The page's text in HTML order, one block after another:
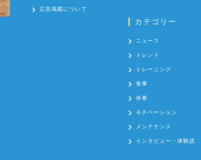
広告掲載について
カテゴリー
ニュース
トレンド
トレーニング
食事
休養
モチベーション
メンテナンス
インタビュー・体験談